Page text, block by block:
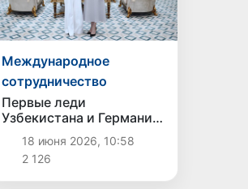
Международное
сотрудничество
Первые леди
Узбекистана и Германии
посетили
Международный
инклюзивный хаб в
Ташкенте
18 июня 2026, 10:58
2 126